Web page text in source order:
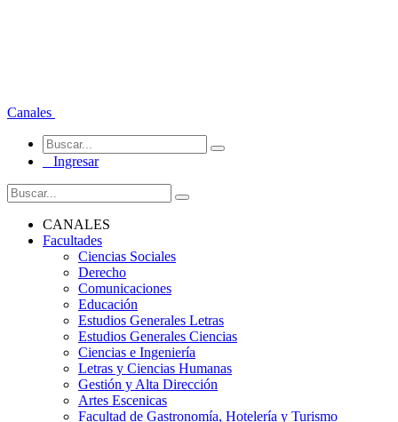
Canales
Ingresar
CANALES
Facultades
Ciencias Sociales
Derecho
Comunicaciones
Educación
Estudios Generales Letras
Estudios Generales Ciencias
Ciencias e Ingeniería
Letras y Ciencias Humanas
Gestión y Alta Dirección
Artes Escenicas
Facultad de Gastronomía, Hotelería y Turismo